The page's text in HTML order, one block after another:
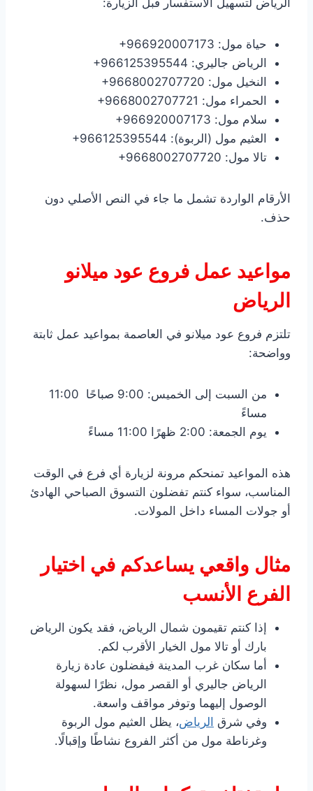
الرياض لتسهيل الاستفسار قبل الزيارة:
حياة مول: ‎+966920007173
الرياض جاليري: ‎+966125395544
النخيل مول: ‎+9668002707720
الحمراء مول: ‎+9668002707721
سلام مول: ‎+966920007173
العثيم مول (الربوة): ‎+966125395544
تالا مول: ‎+9668002707720
الأرقام الواردة تشمل ما جاء في النص الأصلي دون
حذف.
مواعيد عمل فروع عود ميلانو
الرياض
تلتزم فروع عود ميلانو في العاصمة بمواعيد عمل ثابتة
وواضحة:
من السبت إلى الخميس: 9:00 صباحًا 11:00
مساءً
يوم الجمعة: 2:00 ظهرًا 11:00 مساءً
هذه المواعيد تمنحكم مرونة لزيارة أي فرع في الوقت
المناسب، سواء كنتم تفضلون التسوق الصباحي الهادئ
أو جولات المساء داخل المولات.
مثال واقعي يساعدكم في اختيار
الفرع الأنسب
إذا كنتم تقيمون شمال الرياض، فقد يكون الرياض
بارك أو تالا مول الخيار الأقرب لكم.
أما سكان غرب المدينة فيفضلون عادة زيارة
الرياض جاليري أو القصر مول، نظرًا لسهولة
الوصول إليهما وتوفر مواقف واسعة.
وفي شرق الرياض، يظل العثيم مول الربوة
وغرناطة مول من أكثر الفروع نشاطًا وإقبالًا.